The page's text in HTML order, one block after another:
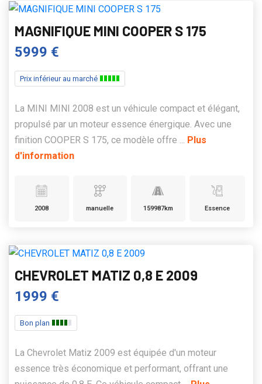
MAGNIFIQUE MINI COOPER S 175
5999 €
Prix inférieur au marché
La MINI MINI 2008 est un véhicule compact et élégant,
propulsé par un moteur essence énergique. Avec une
finition COOPER S 175, ce modèle offre ... Plus
d'information
2008 manuelle 159987km Essence
CHEVROLET MATIZ 0,8 E 2009
1999 €
Bon plan
La Chevrolet Matiz 2009 est équipée d'un moteur
essence très économique et performant, offrant une